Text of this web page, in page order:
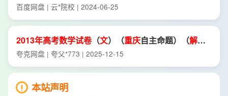
卷）.pdf
百度网盘 | 云*院校 | 2024-06-25
2013年高考数学试卷（文）（重庆自主命题）（解析
卷）.pdf
夸克网盘 | 夸父*773 | 2025-12-15
本站声明